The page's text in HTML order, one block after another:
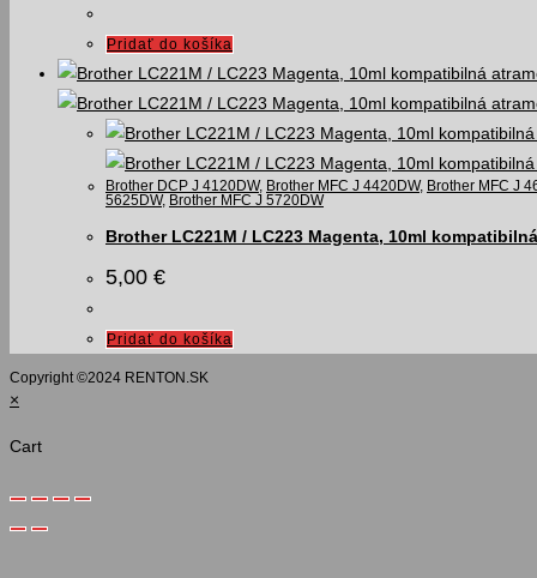
Pridať do košíka
Brother DCP J 4120DW, Brother MFC J 4420DW, Brother MFC J
5625DW, Brother MFC J 5720DW
Brother LC221M / LC223 Magenta, 10ml
5,00 €
Pridať do košíka
Copyright ©️2024 RENTON.SK
×
Cart